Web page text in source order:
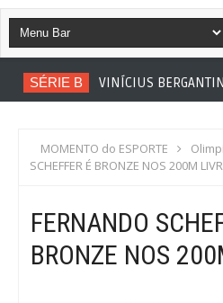
SÉRIE B VINÍCIUS BERGANTIN
MOMENTO do ESPORTE
SCHEFFER É BRONZE NOS 200M
FERNANDO
BRONZE NOS